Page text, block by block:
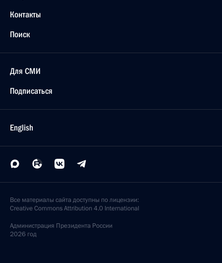
Контакты
Поиск
Для СМИ
Подписаться
English
Все материалы сайта доступны по лицензии:
Creative Commons Attribution 4.0 International
Администрация Президента России
2026 год